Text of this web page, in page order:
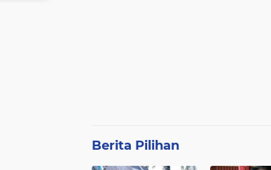
Berita Pilihan